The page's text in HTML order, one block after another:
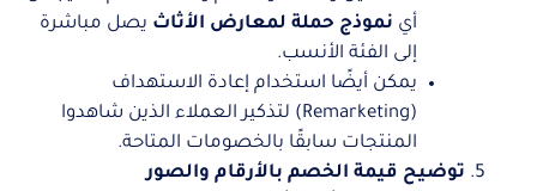
أي نموذج حملة لمعارض الأثاث يصل مباشرة
إلى الفئة الأنسب.
يمكن أيضًا استخدام إعادة الاستهداف
(Remarketing) لتذكير العملاء الذين شاهدوا
المنتجات سابقًا بالخصومات المتاحة.
توضيح قيمة الخصم بالأرقام والصور